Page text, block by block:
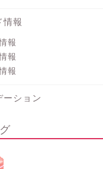
情報
報
報
報
ーション